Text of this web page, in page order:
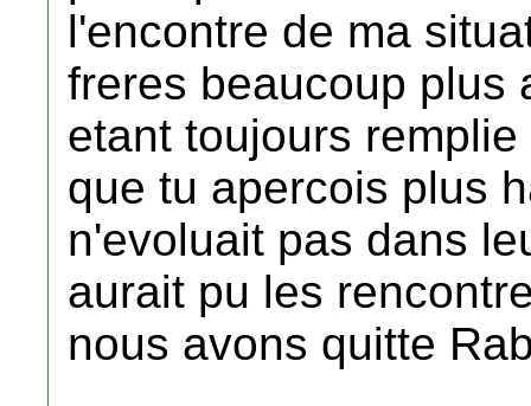
l'encontre de ma
freres beaucoup plus
etant toujours
que tu apercois plus
n'evoluait pas dans
aurait pu les
nous avons quitte